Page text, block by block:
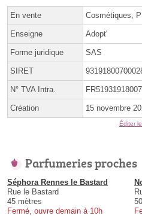
En vente Cosmétiques,
Enseigne Adopt'
Forme juridique SAS
SIRET
N° TVA Intra. FR51931918007
Création 15 novembre
Éditer
Parfumeries proches
Séphora Rennes le Bastard
Rue le Bastard
45 mètres
Fermé, ouvre demain à 10h